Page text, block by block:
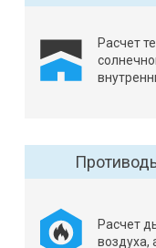
Расчет
Расчет
воздуха,